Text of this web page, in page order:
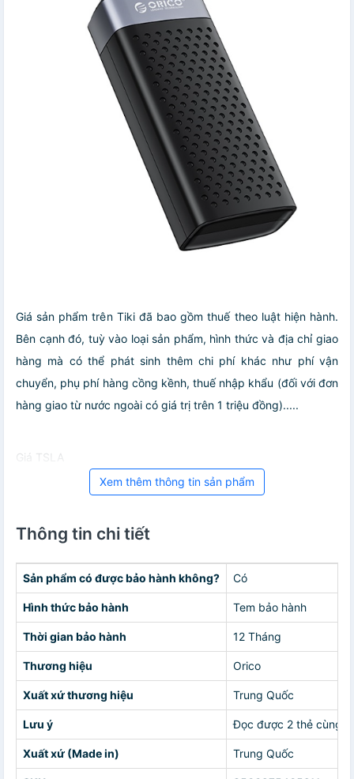
Giá sản phẩm trên Tiki đã bao gồm thuế theo luật hiện hành.
Bên cạnh đó, tuỳ vào loại sản phẩm, hình thức và địa chỉ giao
hàng mà có thể phát sinh thêm chi phí khác như phí vận
chuyển, phụ phí hàng cồng kềnh, thuế nhập khẩu (đối với đơn
hàng giao từ nước ngoài có giá trị trên 1 triệu đồng).....
Giá TSLA
Xem thêm thông tin sản phẩm
Thông tin chi tiết
Sản phẩm có được bảo hành không? Có
Hình thức bảo hành Tem bảo hành
Thời gian bảo hành 12 Tháng
Thương hiệu Orico
Xuất xứ thương hiệu Trung Quốc
Lưu ý Đọc được 2 thẻ cùng
Xuất xứ (Made in) Trung Quốc